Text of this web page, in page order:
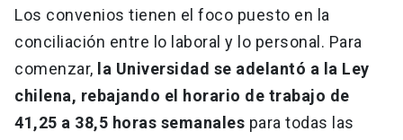
Los convenios tienen el foco puesto en la
conciliación entre lo laboral y lo personal. Para
comenzar, la Universidad se adelantó a la Ley
chilena, rebajando el horario de trabajo de
41,25 a 38,5 horas semanales para todas las